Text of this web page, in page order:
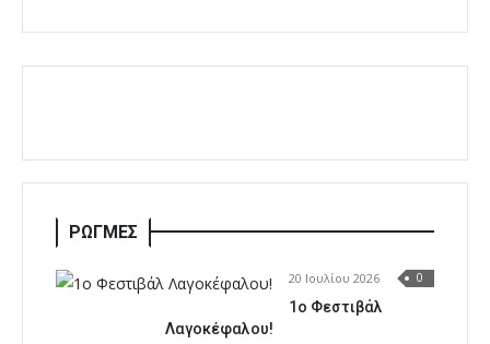
ΡΩΓΜΕΣ
20 Ιουλίου 2026 0
1o Φεστιβάλ
Λαγοκέφαλου!